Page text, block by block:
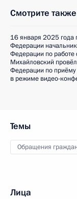
Смотрите также
16 января 2025 года
Федерации
Федерации по
Михайловский
Федерации по
в режиме видео-
Темы
Обращения граждан
Лица